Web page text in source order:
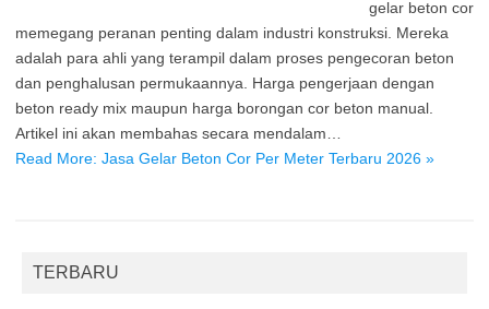
gelar beton cor
memegang peranan penting dalam industri konstruksi. Mereka
adalah para ahli yang terampil dalam proses pengecoran beton
dan penghalusan permukaannya. Harga pengerjaan dengan
beton ready mix maupun harga borongan cor beton manual.
Artikel ini akan membahas secara mendalam…
Read More: Jasa Gelar Beton Cor Per Meter Terbaru 2026 »
TERBARU